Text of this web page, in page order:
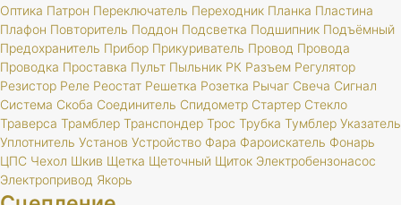
Оптика Патрон Переключатель Переходник Планка Пластина
Плафон Повторитель Поддон Подсветка Подшипник Подъёмный
Предохранитель Прибор Прикуриватель Провод Провода
Проводка Проставка Пульт Пыльник РК Разъем Регулятор
Резистор Реле Реостат Решетка Розетка Рычаг Свеча Сигнал
Система Скоба Соединитель Спидометр Стартер Стекло
Траверса Трамблер Транспондер Трос Трубка Тумблер Указатель
Уплотнитель Установ Устройство Фара Фароискатель Фонарь
ЦПС Чехол Шкив Щетка Щеточный Щиток Электробензонасос
Электропривод Якорь